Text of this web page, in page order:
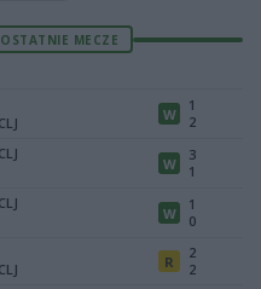
MECZE
W
1
2
W
3
1
W
1
0
R
2
2